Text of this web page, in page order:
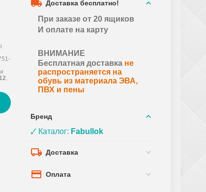
.
Доставка бесплатно!
При заказе от 20 ящиков
И оплате на карту
ВНИМАНИЕ
Бесплатная доставка не
распространяется на
обувь из материала ЭВА,
ПВХ и пены
Бренд
🗸 Каталог: Fabullok
Доставка
Оплата